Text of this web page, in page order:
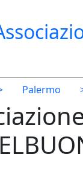
Palermo